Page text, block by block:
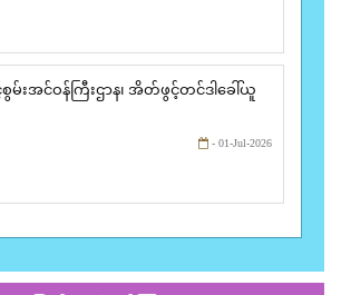
မ်းအင်ဝန်ကြီးဌာန၊ အိတ်ဖွင့်တင်ဒါခေါ်ယူ
- 01-Jul-2026